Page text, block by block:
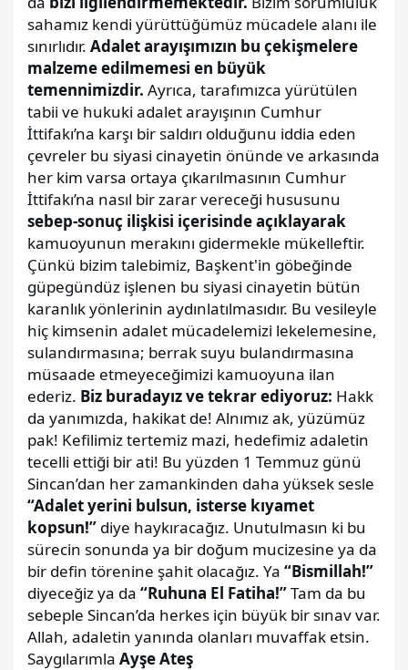
sahamız kendi yürüttüğümüz mücadele alanı ile
sınırlıdır. Adalet arayışımızın bu çekişmelere
malzeme edilmemesi en büyük
temennimizdir. Ayrıca, tarafımızca yürütülen
tabii ve hukuki adalet arayışının Cumhur
İttifakı’na karşı bir saldırı olduğunu iddia eden
çevreler bu siyasi cinayetin önünde ve arkasında
her kim varsa ortaya çıkarılmasının Cumhur
İttifakı’na nasıl bir zarar vereceği hususunu
sebep-sonuç ilişkisi içerisinde açıklayarak
kamuoyunun merakını gidermekle mükelleftir.
Çünkü bizim talebimiz, Başkent'in göbeğinde
güpegündüz işlenen bu siyasi cinayetin bütün
karanlık yönlerinin aydınlatılmasıdır. Bu vesileyle
hiç kimsenin adalet mücadelemizi lekelemesine,
sulandırmasına; berrak suyu bulandırmasına
müsaade etmeyeceğimizi kamuoyuna ilan
ederiz. Biz buradayız ve tekrar ediyoruz: Hakk
da yanımızda, hakikat de! Alnımız ak, yüzümüz
pak! Kefilimiz tertemiz mazi, hedefimiz adaletin
tecelli ettiği bir ati! Bu yüzden 1 Temmuz günü
Sincan’dan her zamankinden daha yüksek sesle
“Adalet yerini bulsun, isterse kıyamet
kopsun!” diye haykıracağız. Unutulmasın ki bu
sürecin sonunda ya bir doğum mucizesine ya da
bir defin törenine şahit olacağız. Ya “Bismillah!”
diyeceğiz ya da “Ruhuna El Fatiha!”Tam da bu
sebeple Sincan’da herkes için büyük bir sınav var.
Allah, adaletin yanında olanları muvaffak etsin.
Saygılarımla Ayşe Ateş